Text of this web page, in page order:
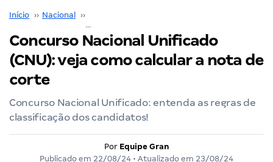
Início ›› Nacional ››
Concurso Nacional Unificado
(CNU): veja como calcular a nota de
corte
Concurso Nacional Unificado: entenda as regras de
classificação dos candidatos!
Por Equipe Gran
Publicado em 22/08/24 • Atualizado em 23/08/24